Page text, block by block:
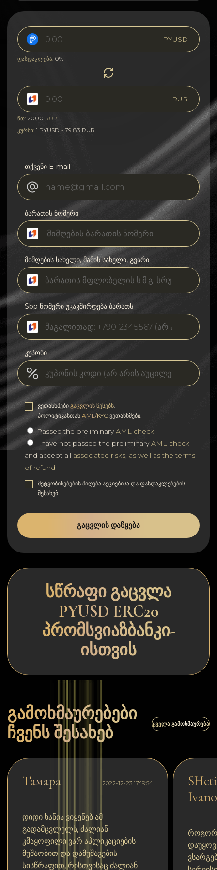
PYUSD
ფასდაკლება: 0%
RUR
წთ: 2000 RUR
კურსი: 1 PYUSD - 79.83 RUR
თქვენი E-mail
ბარათის ნომერი
მიმღების სახელი, მამის სახელი, გვარი
Sbp ნომერი უკავშირდება ბარათს
კუპონი
ვეთანხმები გაცვლის წესებს
პოლიტიკასთან AML/KYC ვეთანხმები.
Passed the preliminaryAML check
I have not passed the preliminaryAML check
and accept all associated risks, as well as the terms
of refund
შეტყობინებების მიღება აქციებისა და ფასდაკლებების
შესახებ
ᲒᲐᲪᲕᲚᲘᲡ ᲓᲐᲬᲧᲔᲑᲐ
სწრაფი გაცვლა
PYUSD ERC20
პრომსვიაზბანკი-
ისთვის
გამოხმაურებები
ჩვენს შესახებ
ᲧᲕᲔᲚᲐ ᲒᲐᲛᲝᲮᲛᲐᲣᲠᲔᲑᲐ
Тамара 2022-12-23 17:19:54
დიდი ხანია ვიყენებ ამ
გადამცვლელს, ძალიან
კმაყოფილი ვარ აპლიკაციების
მუშაობით და დამუშავების
სისწრაფით, რისთვისაც ძალიან